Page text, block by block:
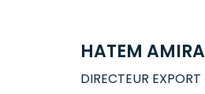
HATEM AMIRA
DIRECTEUR EXPORT